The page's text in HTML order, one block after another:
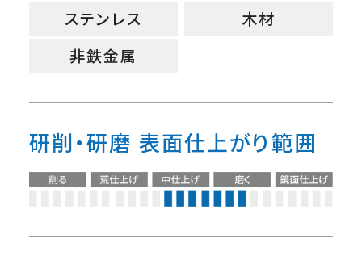
ステンレス
木材
非鉄金属
研削・研磨 表面仕上がり範囲